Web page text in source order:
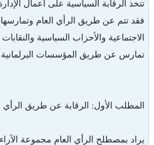
تتخذ الرقابة السياسية على أعمال
فقد تتم عن طريق الرأي العام
الاجتماعية والأحزاب السياسية
تمارس عن طريق المؤسسات
المطلب الأول: الرقابة عن طريق الرأي
يراد بمصطلح الرأي العام مجموعة